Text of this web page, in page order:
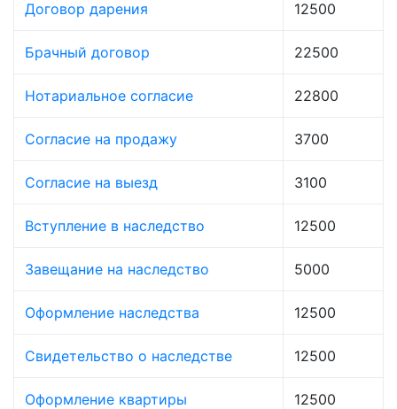
Договор дарения 12500
Брачный договор 22500
Нотариальное согласие 22800
Согласие на продажу 3700
Согласие на выезд 3100
Вступление в наследство 12500
Завещание на наследство 5000
Оформление наследства 12500
Свидетельство о наследстве 12500
Оформление квартиры 12500